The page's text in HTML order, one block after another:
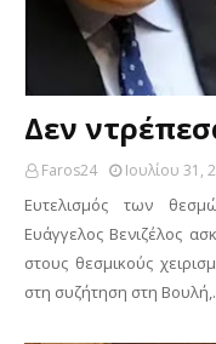
Δεν
Faros24 Ιουλίου 31,
Ευτελισμός των
Ευάγγελος Βενιζέλος
στους θεσμικούς
στη συζήτηση στη